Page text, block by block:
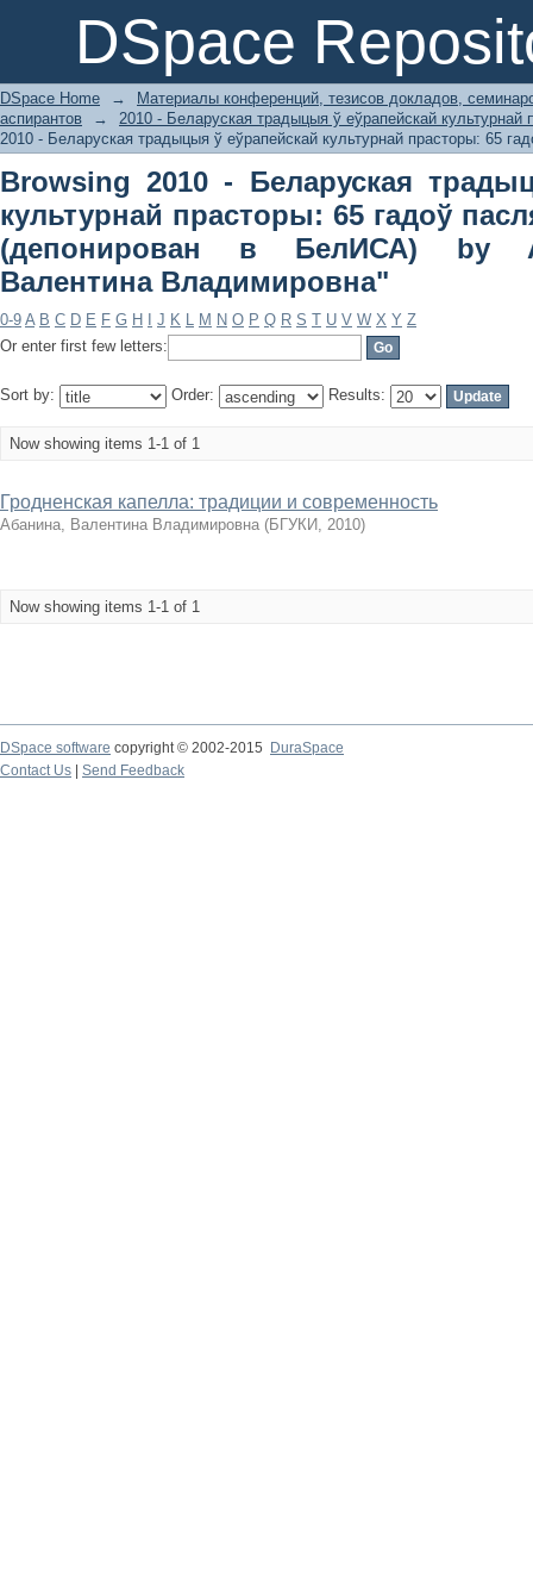
DSpace
Browsing 2010 - Беларуская
гадоў пасля Вялікай Перамогі
Валентина Владимировна"
DSpace Home →
Материалы конференций, тезисов докладов,
аспирантов
→
2010 - Беларуская традыцыя ў еўрапейскай
2010 - Беларуская традыцыя ў еўрапейскай культурнай прасторы: 65
Browsing 2010 - Беларуская
культурнай прасторы: 65 гадоў
(депонирован в БелИСА) by
Валентина Владимировна"
0-9 A B C D E F G H J K L M N O P Q R S T U V W X Y Z
Or enter first few letters:
Sort by: Order: Results:
Now showing items 1-1 of 1
Гродненская капелла: традиции и современность
Абанина, Валентина Владимировна (БГУКИ, 2010)
Now showing items 1-1 of 1
DSpace software copyright © 2002-2015
DuraSpace
Contact Us
Send Feedback